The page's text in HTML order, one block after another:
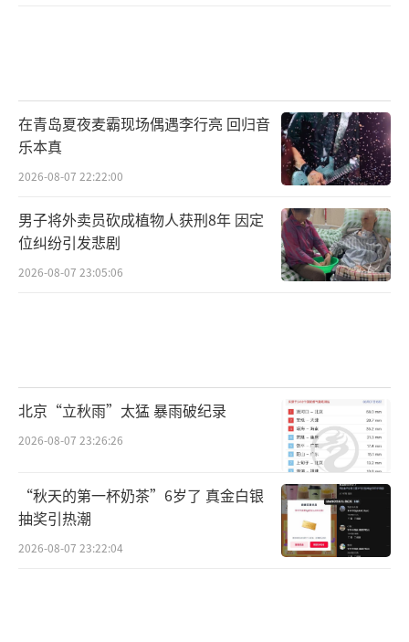
在青岛夏夜麦霸现场偶遇李行亮 回归音
乐本真
2026-08-07 22:22:00
男子将外卖员砍成植物人获刑8年 因定
位纠纷引发悲剧
2026-08-07 23:05:06
北京“立秋雨”太猛 暴雨破纪录
2026-08-07 23:26:26
“秋天的第一杯奶茶”6岁了 真金白银
抽奖引热潮
2026-08-07 23:22:04